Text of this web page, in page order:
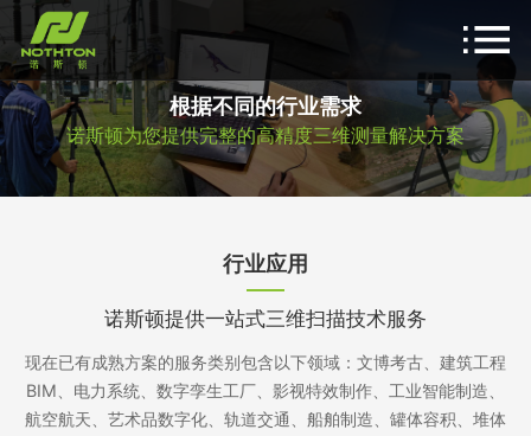
根据不同的行业需求
诺斯顿为您提供完整的高精度三维测量解决方案
行业应用
诺斯顿提供一站式三维扫描技术服务
现在已有成熟方案的服务类别包含以下领域： 文博考古、建筑工程
BIM、电力系统、数字孪生工厂、影视特效制作、工业智能制造、
航空航天、艺术品数字化、轨道交通、船舶制造、罐体容积、堆体